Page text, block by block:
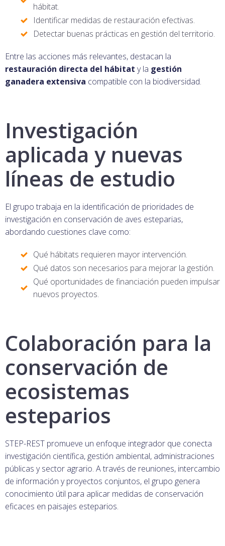
hábitat.
Identificar medidas de restauración efectivas.
Detectar buenas prácticas en gestión del territorio.
Entre las acciones más relevantes, destacan la
restauración directa del hábitat y la gestión
ganadera extensiva compatible con la biodiversidad.
Investigación
aplicada y nuevas
líneas de estudio
El grupo trabaja en la identificación de prioridades de
investigación en conservación de aves esteparias,
abordando cuestiones clave como:
Qué hábitats requieren mayor intervención.
Qué datos son necesarios para mejorar la gestión.
Qué oportunidades de financiación pueden impulsar
nuevos proyectos.
Colaboración para la
conservación de
ecosistemas
esteparios
STEP-REST promueve un enfoque integrador que conecta
investigación científica, gestión ambiental, administraciones
públicas y sector agrario. A través de reuniones, intercambio
de información y proyectos conjuntos, el grupo genera
conocimiento útil para aplicar medidas de conservación
eficaces en paisajes esteparios.